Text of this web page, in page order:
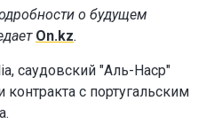
о будущем
On.kz.
саудовский "Аль-Наср"
контракта с португальским